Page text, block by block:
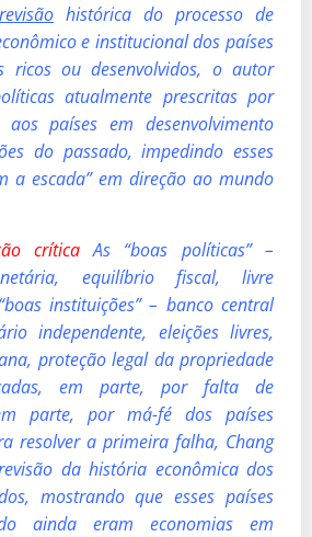
histórica do processo de
e institucional dos países
ricos ou desenvolvidos, o autor
atualmente prescritas por
aos países em desenvolvimento
do passado, impedindo esses
a escada” em direção ao mundo
críticaAs “boas políticas” –
equilíbrio fiscal, livre
instituições” – banco central
independente, eleições livres,
proteção legal da propriedade
em parte, por falta de
parte, por má-fé dos países
resolver a primeira falha, Chang
da história econômica dos
mostrando que esses países
ainda eram economias em